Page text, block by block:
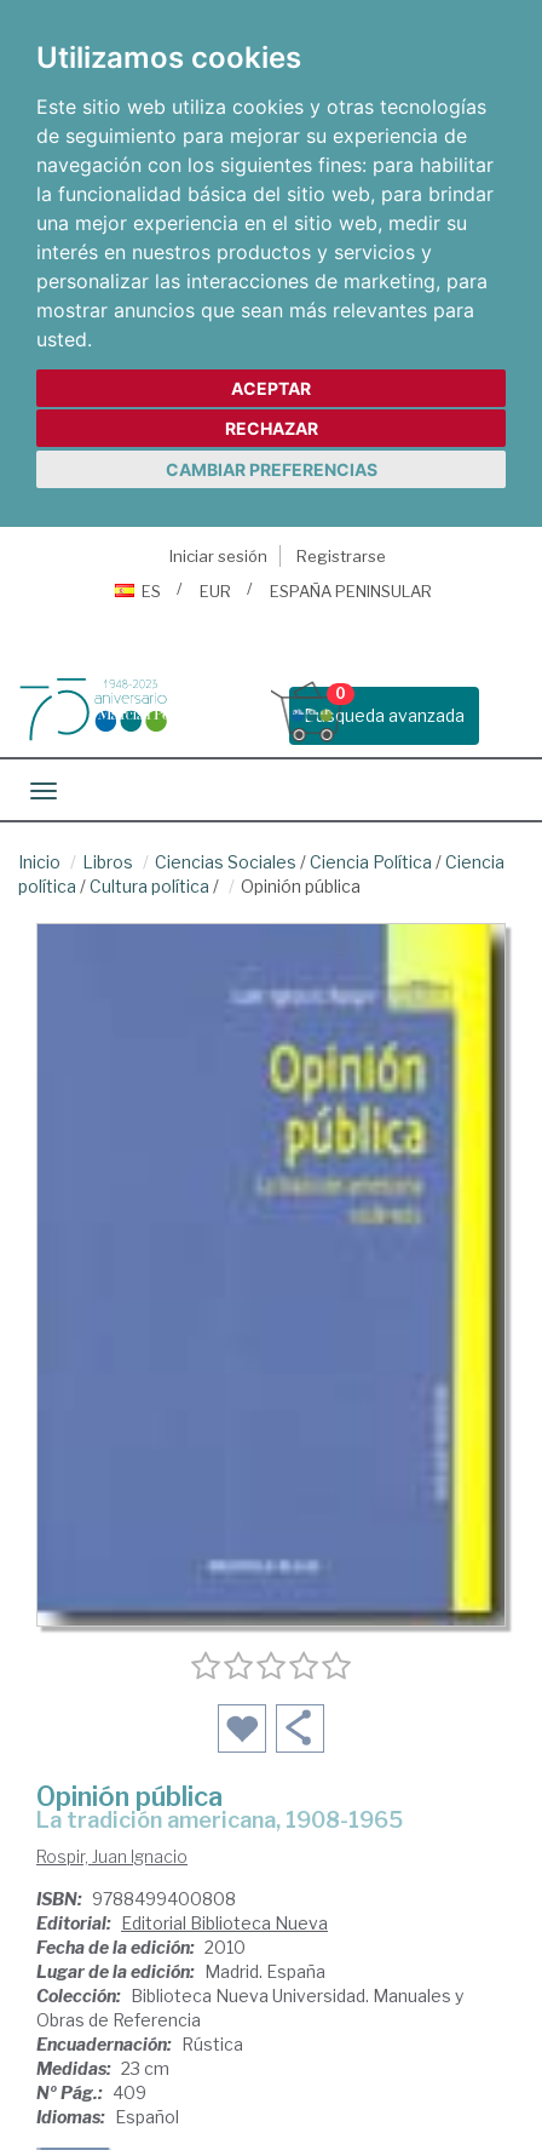
Utilizamos cookies
Este sitio web utiliza cookies y otras tecnologías
de seguimiento para mejorar su experiencia de
navegación con los siguientes fines: para habilitar
la funcionalidad básica del sitio web, para brindar
una mejor experiencia en el sitio web, medir su
interés en nuestros productos y servicios y
personalizar las interacciones de marketing, para
mostrar anuncios que sean más relevantes para
usted.
ACEPTAR
RECHAZAR
CAMBIAR PREFERENCIAS
Iniciar sesión
Registrarse
ES
EUR ESPAÑA PENINSULAR
Busqueda avanzada
0
Toggle navigation
Inicio Libros Ciencias Sociales /Ciencia Política /Ciencia
política /Cultura política / Opinión pública
Opinión pública
la tradición americana, 1908-1965
Rospir, Juan Ignacio
ISBN: 9788499400808
Editorial: Editorial Biblioteca Nueva
Fecha de la edición: 2010
Lugar de la edición: Madrid. España
Colección: Biblioteca Nueva Universidad. Manuales y
Obras de Referencia
Encuadernación: Rústica
Medidas: 23 cm
Nº Pág.: 409
Idiomas: Español